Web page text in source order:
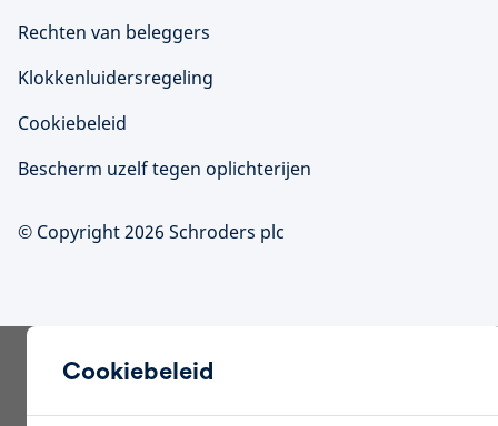
Rechten van beleggers
Klokkenluidersregeling
Cookiebeleid
Bescherm uzelf tegen oplichterijen
© Copyright 2026 Schroders plc
Cookiebeleid